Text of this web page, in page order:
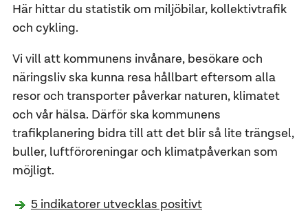
Här hittar du statistik om miljöbilar, kollektivtrafik
och cykling.
Vi vill att kommunens invånare, besökare och
näringsliv ska kunna resa hållbart eftersom alla
resor och transporter påverkar naturen, klimatet
och vår hälsa. Därför ska kommunens
trafikplanering bidra till att det blir så lite trängsel,
buller, luftföroreningar och klimatpåverkan som
möjligt.
5 indikatorer utvecklas positivt